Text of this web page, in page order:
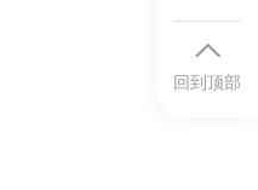
回到顶部